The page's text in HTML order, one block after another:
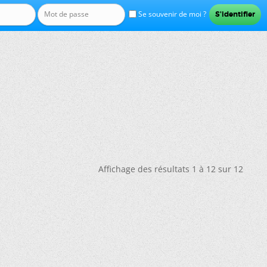
Se souvenir de moi ?
Affichage des résultats 1 à 12 sur 12